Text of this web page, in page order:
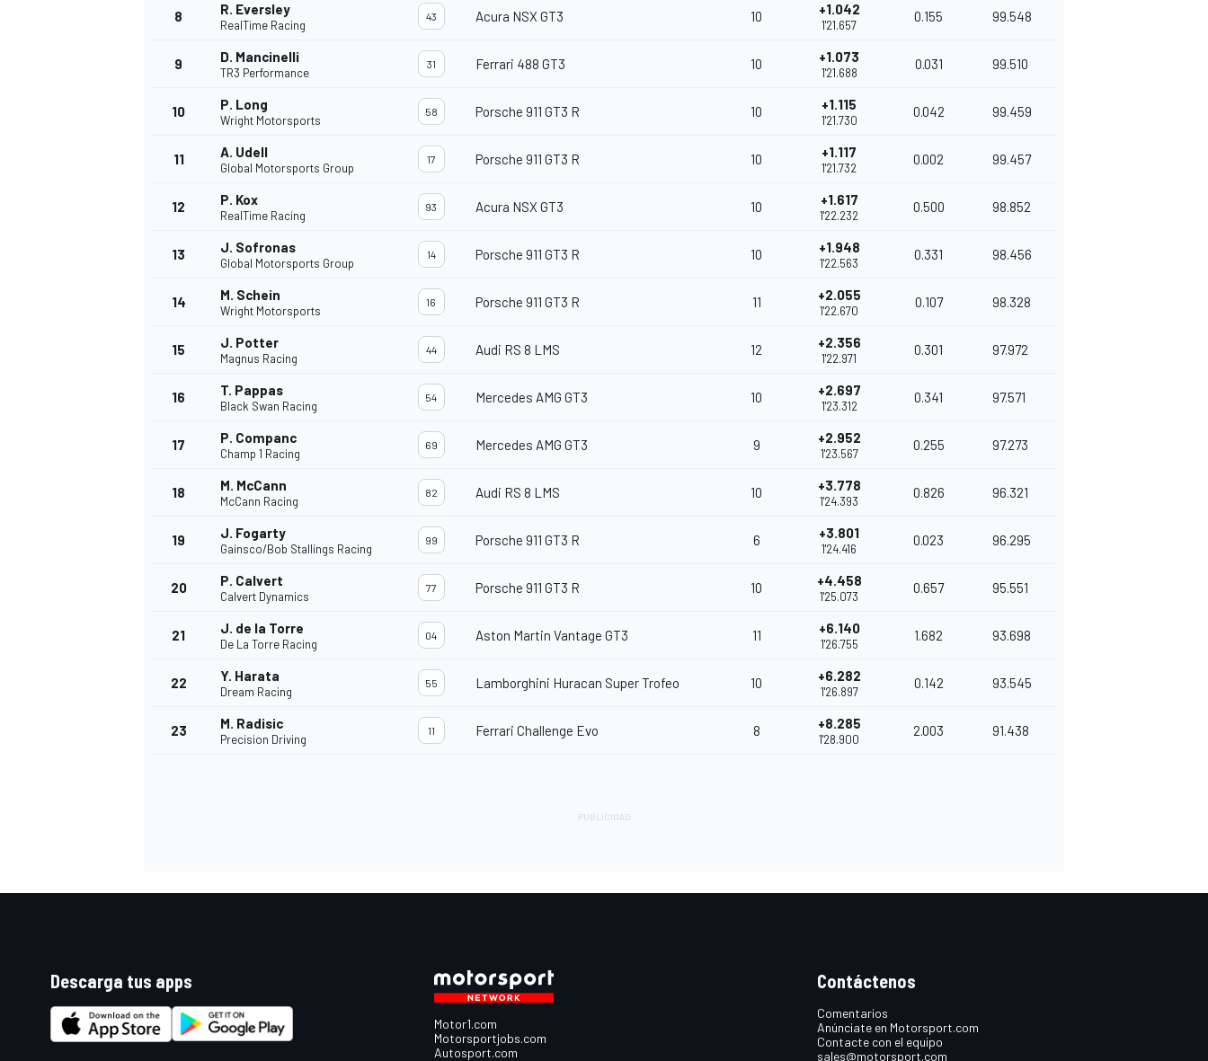
NASCAR CUP
8 R. Eversley
RealTime Racing
43 Acura NSX GT3 10 +1.042
1'21.657
0.155 99.548
9 D. Mancinelli
TR3 Performance
31 Ferrari 488 GT3 10 +1.073
1'21.688
0.031 99.510
10 P. Long
Wright Motorsports
58 Porsche 911 GT3 R 10 +1.115
1'21.730
0.042 99.459
11 A. Udell
Global Motorsports Group
17 Porsche 911 GT3 R 10 +1.117
1'21.732
0.002 99.457
12 P. Kox
RealTime Racing
93 Acura NSX GT3 10 +1.617
1'22.232
0.500 98.852
13 J. Sofronas
Global Motorsports Group
14 Porsche 911 GT3 R 10 +1.948
1'22.563
0.331 98.456
14 M. Schein
Wright Motorsports
16 Porsche 911 GT3 R 11 +2.055
1'22.670
0.107 98.328
15 J. Potter
Magnus Racing
44 Audi RS 8 LMS 12 +2.356
1'22.971
0.301 97.972
16 T. Pappas
Black Swan Racing
54 Mercedes AMG GT3 10 +2.697
1'23.312
0.341 97.571
17 P. Companc
Champ 1 Racing
69 Mercedes AMG GT3 9 +2.952
1'23.567
0.255 97.273
18 M. McCann
McCann Racing
82 Audi RS 8 LMS 10 +3.778
1'24.393
0.826 96.321
19 J. Fogarty
Gainsco/Bob Stallings Racing
99 Porsche 911 GT3 R 6 +3.801
1'24.416
0.023 96.295
20 P. Calvert
Calvert Dynamics
77 Porsche 911 GT3 R 10 +4.458
1'25.073
0.657 95.551
21 J. de la Torre
De La Torre Racing
04 Aston Martin Vantage GT3 11 +6.140
1'26.755
1.682 93.698
22 Y. Harata
Dream Racing
55 Lamborghini Huracan Super Trofeo 10 +6.282
1'26.897
0.142 93.545
23 M. Radisic
Precision Driving
11 Ferrari Challenge Evo 8 +8.285
1'28.900
2.003 91.438
Descarga tus apps
Motor1.com
Motorsportjobs.com
Autosport.com
Contáctenos
Comentarios
Anúnciate en Motorsport.com
Contacte con el equipo
sales@motorsport.com